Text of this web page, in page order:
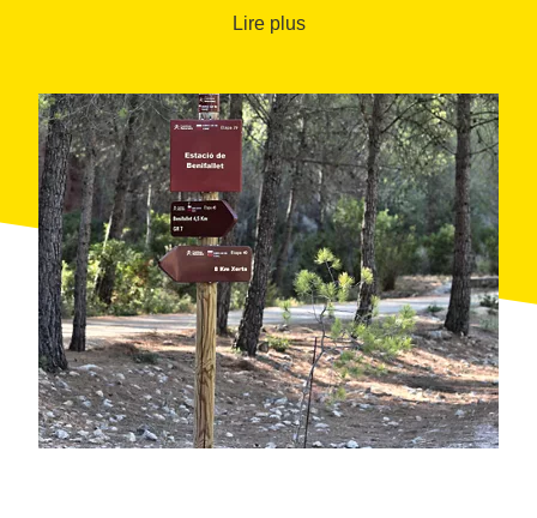
paréntesis, pero continúa mientras cruza la N-230 y
ascenso se acaba en elcollado de Roig, el punto
más alto de la etapa con sus casi 380 metros.
El último tramo del recorrido, todo por pista, baja por
elvalle de Vinyes
y permite empezar a disfrutar de
las vistas de los contrafuertes de Els Ports hasta
llegar aPaüls, final de la etapa.
Lire plus